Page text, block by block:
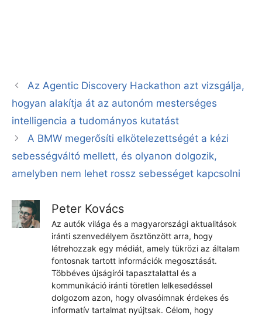
Az Agentic Discovery Hackathon azt vizsgálja,
hogyan alakítja át az autonóm mesterséges
intelligencia a tudományos kutatást
A BMW megerősíti elkötelezettségét a kézi
sebességváltó mellett, és olyanon dolgozik,
amelyben nem lehet rossz sebességet kapcsolni
Peter Kovács
Az autók világa és a magyarországi aktualitások
iránti szenvedélyem ösztönzött arra, hogy
létrehozzak egy médiát, amely tükrözi az általam
fontosnak tartott információk megosztását.
Többéves újságírói tapasztalattal és a
kommunikáció iránti töretlen lelkesedéssel
dolgozom azon, hogy olvasóimnak érdekes és
informatív tartalmat nyújtsak. Célom, hogy